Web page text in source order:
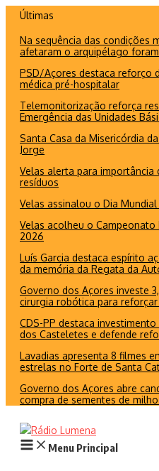
conteúdo
Últimas
Na sequência das condições
afetaram o arquipélago
PSD/Açores destaca reforço
médica pré-hospitalar
Telemonitorização reforça
Emergência das Unidades
Santa Casa da Misericórdia
Jorge
Velas alerta para importância
resíduos
Velas assinalou o Dia
Velas acolheu o Campeonato
2026
Luís Garcia destaca espírito
da memória da Regata da
Governo dos Açores investe
cirurgia robótica para
CDS-PP destaca
dos Casteletes e defende
Lavadias apresenta 8 filmes
estrelas no Forte de Santa
Governo dos Açores abre
compra de sementes de
Menu Principal